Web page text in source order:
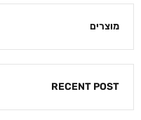
מוצרים
RECENT POST